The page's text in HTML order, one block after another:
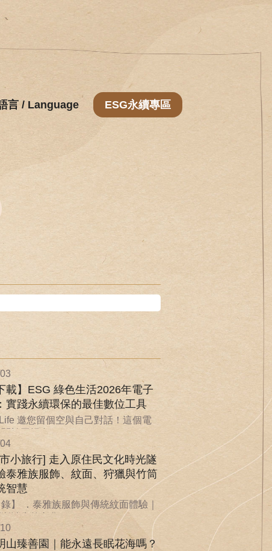
言 / Language ESG永續專區
載】ESG 綠色生活2026年電子
實踐永續環保的最佳數位工具
邀您留個空與自己對話！這個電
於回歸自...
小旅行] 走入原住民文化時光隧
泰雅族服飾、紋面、狩獵與竹筒
智慧
錄】 ．泰雅族服飾與傳統紋面體驗｜
消失的文化...
山臻善園｜能永遠長眠花海嗎？